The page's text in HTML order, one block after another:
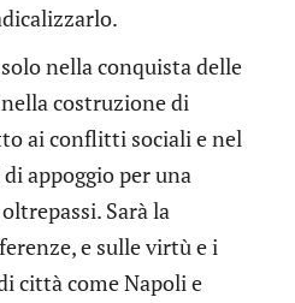
nella conquista delle
costruzione di
ai conflitti sociali e nel
appoggio per una
Sarà la
e sulle virtù e i
città come Napoli e